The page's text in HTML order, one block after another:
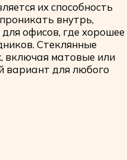
их способность
внутрь,
офисов, где хорошее
Стеклянные
включая матовые или
вариант для любого